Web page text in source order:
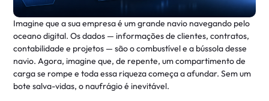
Imagine que a sua empresa é um grande navio navegando pelo
oceano digital. Os dados — informações de clientes, contratos,
contabilidade e projetos — são o combustível e a bússola desse
navio. Agora, imagine que, de repente, um compartimento de
carga se rompe e toda essa riqueza começa a afundar. Sem um
bote salva-vidas, o naufrágio é inevitável.